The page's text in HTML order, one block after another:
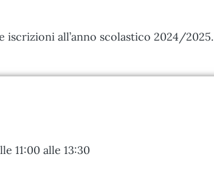
iscrizioni all’anno scolastico 2024/2025.
11:00 alle 13:30